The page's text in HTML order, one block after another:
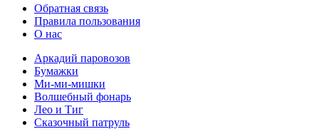
Обратная связь
Правила пользования
О нас
Аркадий паровозов
Бумажки
Ми-ми-мишки
Волшебный фонарь
Лео и Тиг
Сказочный патруль